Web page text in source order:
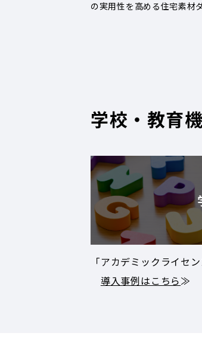
の実用性を高める住宅素材
学校・教育
「アカデミックライセ
導入事例はこちら≫